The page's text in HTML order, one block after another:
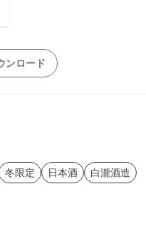
ンロード
冬限定 日本酒 白瀧酒造